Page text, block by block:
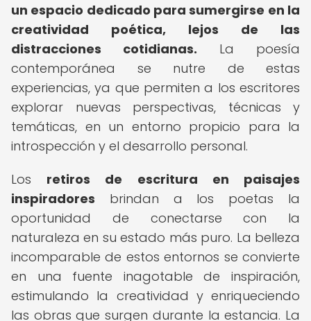
un espacio dedicado para sumergirse en la
creatividad poética, lejos de las
distracciones cotidianas. La poesía
contemporánea se nutre de estas
experiencias, ya que permiten a los escritores
explorar nuevas perspectivas, técnicas y
temáticas, en un entorno propicio para la
introspección y el desarrollo personal.
Los retiros de escritura en paisajes
inspiradores brindan a los poetas la
oportunidad de conectarse con la
naturaleza en su estado más puro. La belleza
incomparable de estos entornos se convierte
en una fuente inagotable de inspiración,
estimulando la creatividad y enriqueciendo
las obras que surgen durante la estancia. La